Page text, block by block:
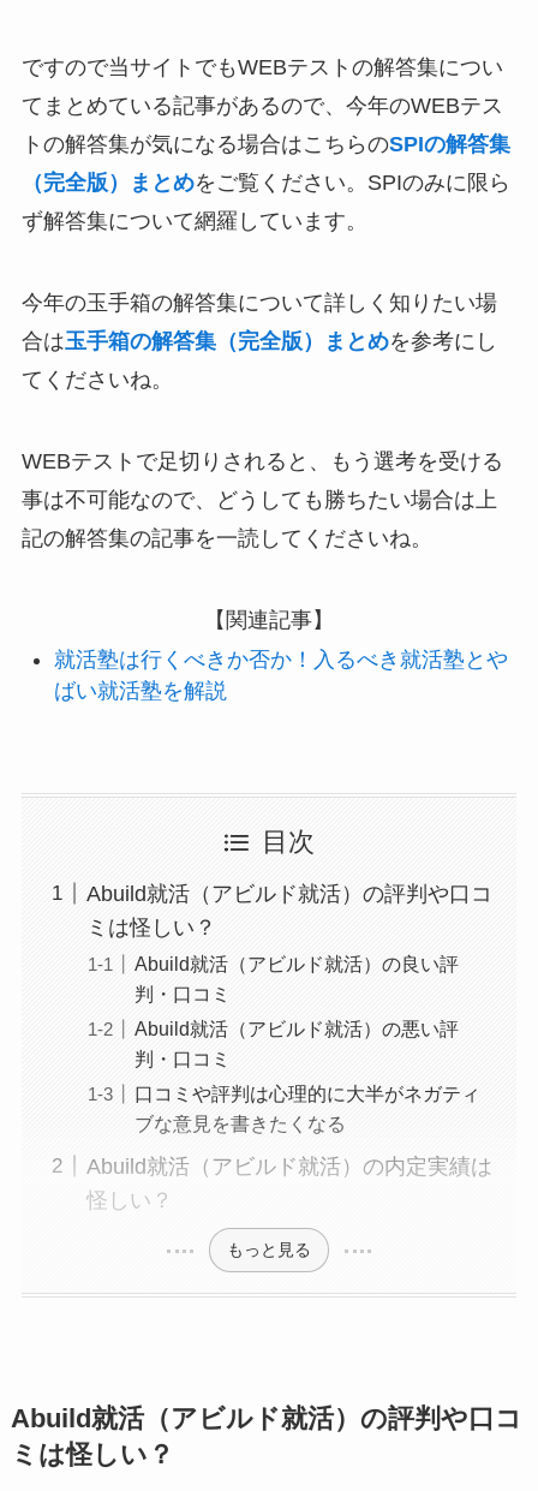
ですので当サイトでもWEBテストの解答集につい
てまとめている記事があるので、今年のWEBテス
トの解答集が気になる場合はこちらのSPIの解答集
（完全版）まとめをご覧ください。SPIのみに限ら
ず解答集について網羅しています。
今年の玉手箱の解答集について詳しく知りたい場
合は玉手箱の解答集（完全版）まとめを参考にし
てくださいね。
WEBテストで足切りされると、もう選考を受ける
事は不可能なので、どうしても勝ちたい場合は上
記の解答集の記事を一読してくださいね。
【関連記事】
就活塾は行くべきか否か！入るべき就活塾とや
ばい就活塾を解説
目次
Abuild就活（アビルド就活）の評判や口コ
ミは怪しい？
Abuild就活（アビルド就活）の良い評
判・口コミ
Abuild就活（アビルド就活）の悪い評
判・口コミ
口コミや評判は心理的に大半がネガティ
ブな意見を書きたくなる
Abuild就活（アビルド就活）の内定実績は
怪しい？
もっと見る
Abuild就活（アビルド就活）の評判や口コ
ミは怪しい？